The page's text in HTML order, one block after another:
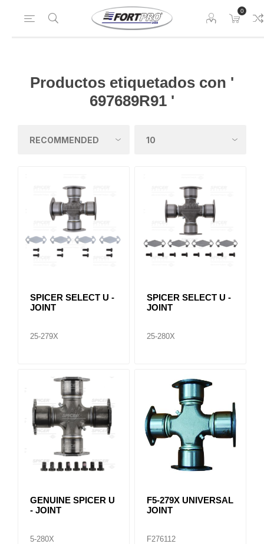
0
Productos etiquetados con '
697689R91 '
SPICER SELECT U -
JOINT
25-279X
SPICER SELECT U -
JOINT
25-280X
GENUINE SPICER U
- JOINT
5-280X
F5-279X UNIVERSAL
JOINT
F276112